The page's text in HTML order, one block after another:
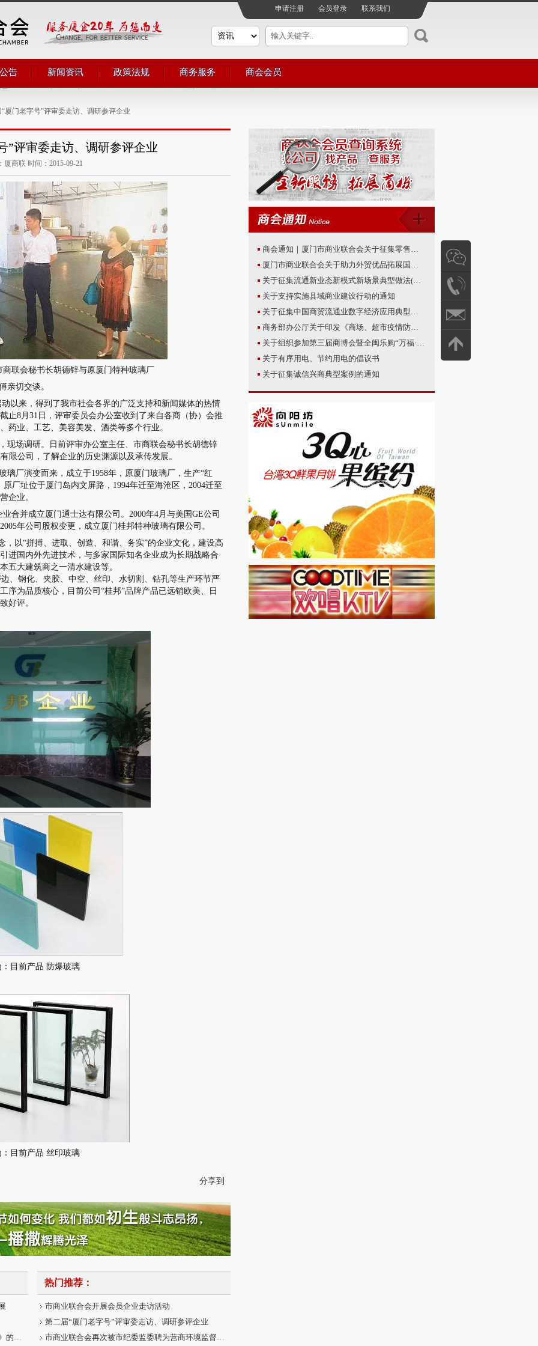
申请注册 会员登录 联系我们
告 新闻资讯
商联简讯
政策法规 商务服务 商会会员
厦门老字号”评审委走访、调研参评企业
”评审委走访、调研参评企业
厦商联 时间：2015-09-21
联会秘书长胡德锌与原厦门特种玻璃厂
亲切交谈。
以来，得到了我市社会各界的广泛支持和新闻媒体的热情
止8月31日，评审委员会办公室收到了来自各商（协）会推
药业、工艺、美容美发、酒类等多个行业。
场调研。日前评审办公室主任、市商联会秘书长胡德锌
限公司，了解企业的历史渊源以及承传发展。
厂演变而来，成立于1958年，原厦门玻璃厂，生产“红
厂址位于厦门岛内文屏路，1994年迁至海沧区，2004迁至
企业。
合并成立厦门通士达有限公司。2000年4月与美国GE公司
年公司股权变更，成立厦门桂邦特种玻璃有限公司。
以“拼搏、进取、创造、和谐、务实”的企业文化，建设高
进国内外先进技术，与多家国际知名企业成为长期战略合
五大建筑商之一清水建设等。
钢化、夹胶、中空、丝印、水切割、钻孔等生产环节严
序为品质核心，目前公司“桂邦”品牌产品已远销欧美、日
好评。
：目前产品 防爆玻璃
：目前产品 丝印玻璃
分享到
厦门市商务局关于印发《厦门老字号认定办法》的通知
热门推荐：
市商业联合会开展会员企业走访活动
第二届“厦门老字号”评审委走访、调研参评企业
市商业联合会再次被市纪委监委聘为营商环境监督联系点
商会通知｜厦门市商业联合会关于征集零售商创新案例的通知
厦门市商业联合会关于助力外贸优品拓展国内消费市场的倡议书
关于征集流通新业态新模式新场景典型做法(第一批)的通知
关于支持实施县域商业建设行动的通知
关于征集中国商贸流通业数字经济应用典型案例的通知
商务部办公厅关于印发《商场、超市疫情防控技术指南（第四版）》等2个防控指南的通知
关于组织参加第三届商博会暨全闽乐购“万福·跨年购”促消费活动的通知
关于有序用电、节约用电的倡议书
关于征集诚信兴商典型案例的通知